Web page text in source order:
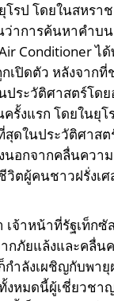
รป โดยในสหรา
าการค้นหาคำบน
Conditioner ไ
เปิดตัว หลังจาก
ระวัติศาสตร์โด
ครั้งแรก โดยในยุ
ดในประวัติศาส
นอกจากคลื่นควา
ตผู้คนชาวฝรั่งเศ
เจ้าหน้าที่รัฐเท็ก
กภัยแล้งและคลื่
ำลังเผชิญกับพา
หมดนี้ผู้เชี่ยวชา